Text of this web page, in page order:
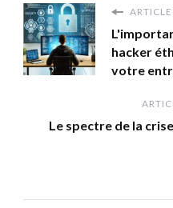
hacker
votre
Le spectre de la